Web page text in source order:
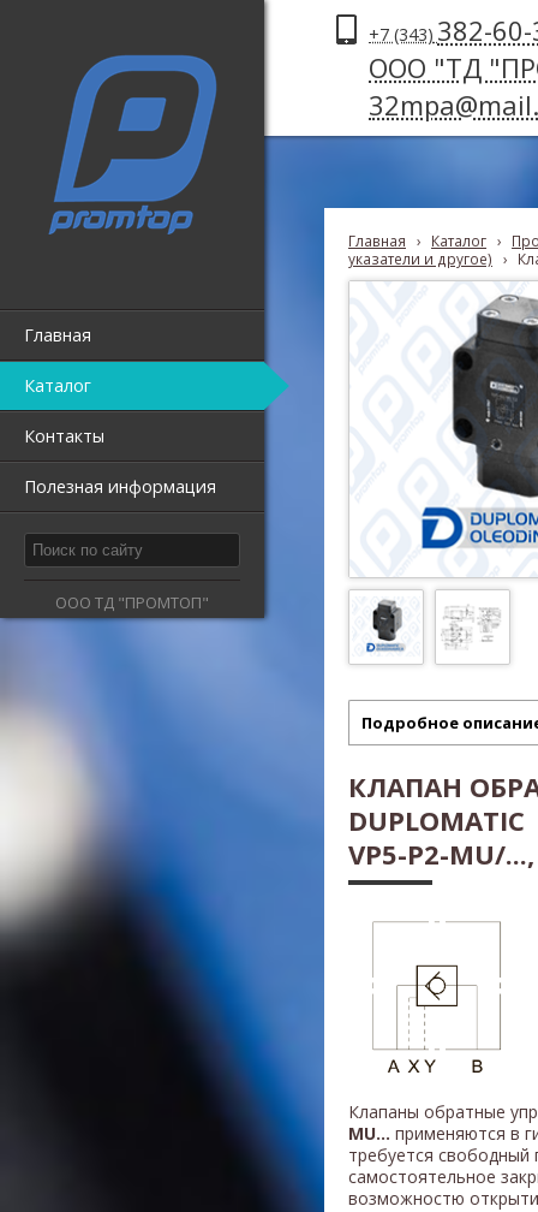
Главная
Каталог
Контакты
Полезная информация
ООО ТД "ПРОМТОП"
+7 (343) 382-
ООО "ТД
Главная › Каталог ›
указатели и другое)
›
Подробное
КЛАПАН
DUPLOMATIC
VP5-P2-MU/
Клапаны обратные
MU... применяются в
требуется
самостоятельное
возможностю